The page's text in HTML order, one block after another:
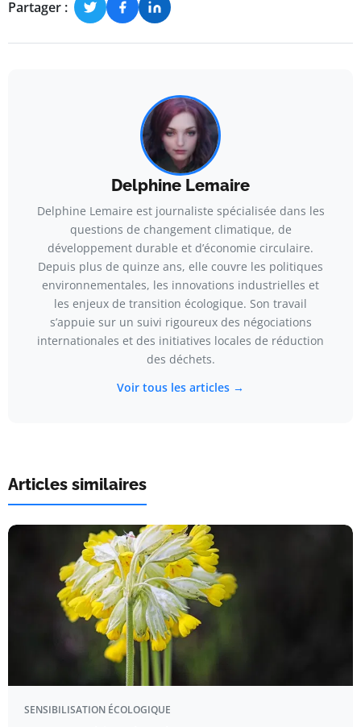
Partager :
Delphine Lemaire
Delphine Lemaire est journaliste spécialisée dans les
questions de changement climatique, de
développement durable et d’économie circulaire.
Depuis plus de quinze ans, elle couvre les politiques
environnementales, les innovations industrielles et
les enjeux de transition écologique. Son travail
s’appuie sur un suivi rigoureux des négociations
internationales et des initiatives locales de réduction
des déchets.
Voir tous les articles →
Articles similaires
SENSIBILISATION ÉCOLOGIQUE